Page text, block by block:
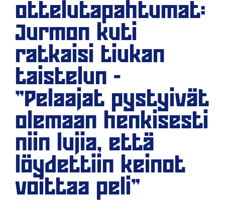
ottelutapahtumat:
Jurmon kuti
ratkaisi tiukan
taistelun -
"Pelaajat pystyivät
olemaan henkisesti
niin lujia, että
löydettiin keinot
voittaa peli"